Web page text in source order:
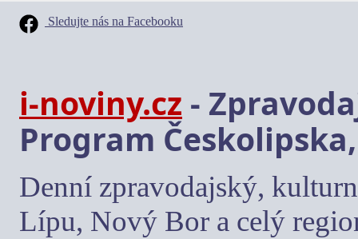
Sledujte nás na Facebooku
i-noviny.cz -
Program
Denní zpravodajský,
Lípu, Nový Bor a celý